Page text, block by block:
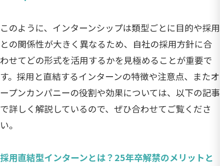
このように、インターンシップは類型ごとに目的や採用
との関係性が大きく異なるため、自社の採用方針に合
わせてどの形式を活用するかを見極めることが重要で
す。採用と直結するインターンの特徴や注意点、またオ
ープンカンパニーの役割や効果については、以下の記事
で詳しく解説しているので、ぜひ合わせてご覧くださ
い。
採用直結型インターンとは？25年卒解禁のメリットと